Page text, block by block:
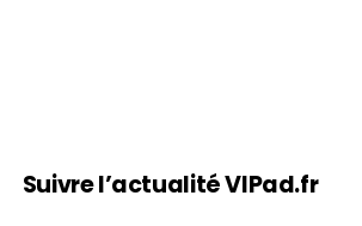
Suivre l’actualité VIPad.fr